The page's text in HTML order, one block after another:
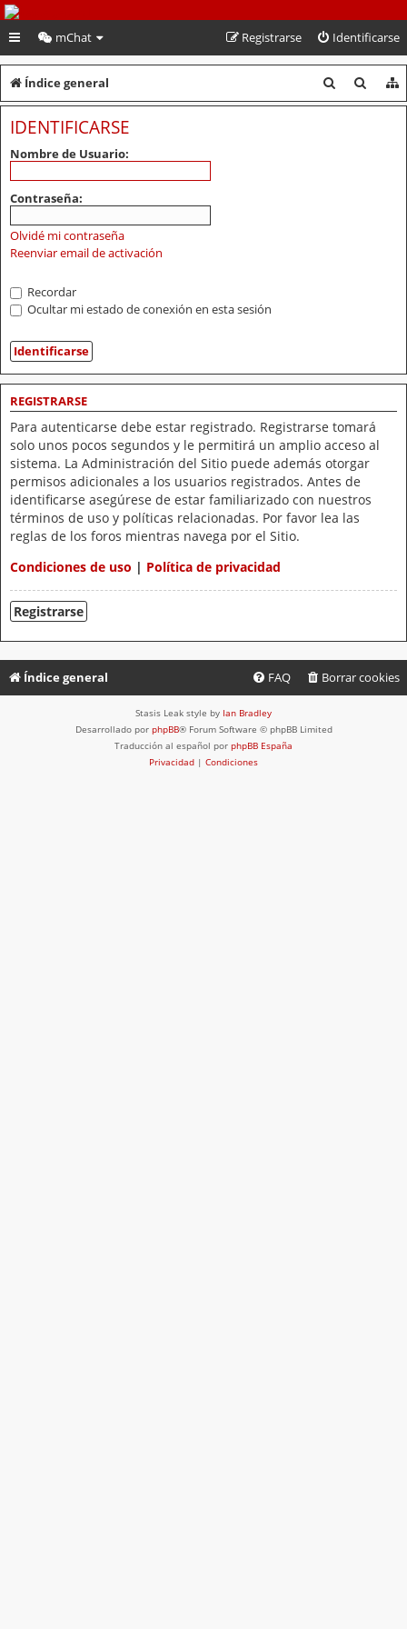
PeruVoley.com
mChat Identificarse
Registrarse
Índice general
u
u
IDENTIFICARSE
Nombre de Usuario:
Contraseña:
Olvidé mi contraseña
Reenviar email de activación
Recordar
Ocultar mi estado de conexión en esta sesión
REGISTRARSE
Para autenticarse debe estar registrado. Registrarse tomará
solo unos pocos segundos y le permitirá un amplio acceso al
sistema. La Administración del Sitio puede además otorgar
permisos adicionales a los usuarios registrados. Antes de
identificarse asegúrese de estar familiarizado con nuestros
términos de uso y políticas relacionadas. Por favor lea las
reglas de los foros mientras navega por el Sitio.
Condiciones de uso | Política de privacidad
Registrarse
Índice general Borrar cookies
FAQ
Stasis Leak style by Ian Bradley
Desarrollado por phpBB® Forum Software © phpBB Limited
Traducción al español por phpBB España
Privacidad | Condiciones